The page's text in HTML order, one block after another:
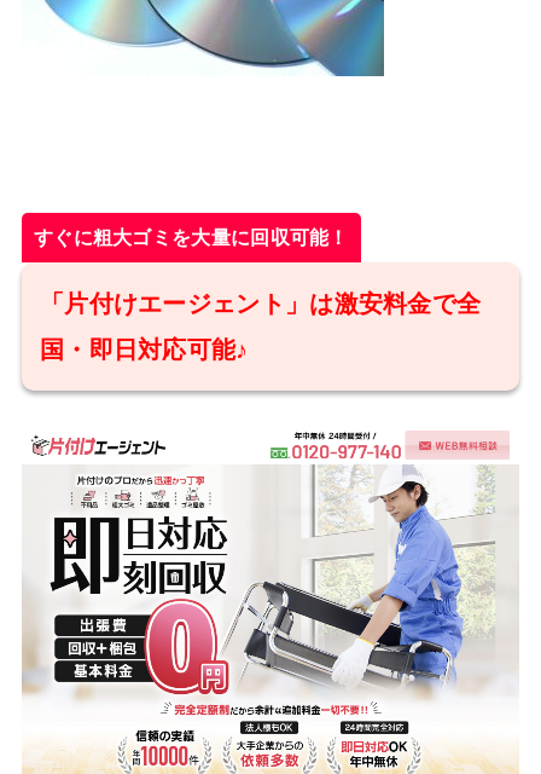
すぐに粗大ゴミを大量に回収可能！
「片付けエージェント」は激安料金で全
国・即日対応可能♪